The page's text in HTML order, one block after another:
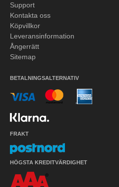
Support
Kontakta oss
Köpvillkor
Leveransinformation
Ångerrätt
Sitemap
BETALNINGSALTERNATIV
FRAKT
HÖGSTA KREDITVÄRDIGHET